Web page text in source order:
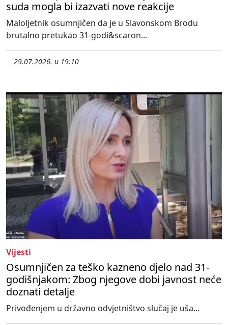
suda mogla bi izazvati nove reakcije
Maloljetnik osumnjičen da je u Slavonskom Brodu
brutalno pretukao 31-godi&scaron...
29.07.2026. u 19:10
Vijesti
Osumnjičen za teško kazneno djelo nad 31-
godišnjakom: Zbog njegove dobi javnost neće
doznati detalje
Privođenjem u državno odvjetništvo slučaj je uša...